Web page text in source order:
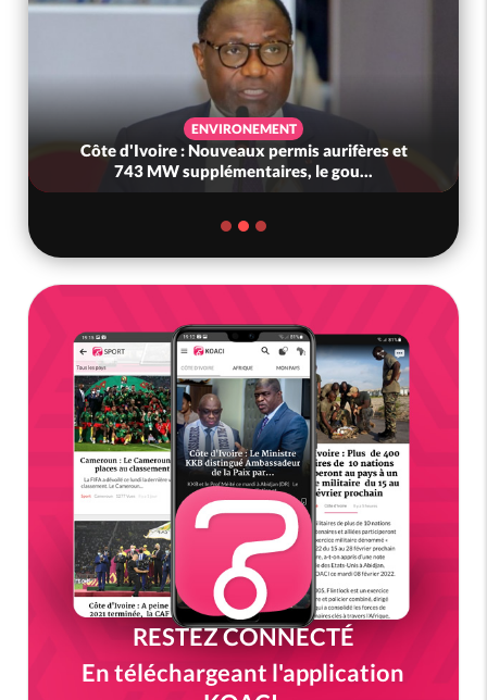
ENVIRONEMENT
Côte d'Ivoire : Nouveaux permis aurifères et
743 MW supplémentaires, le gou...
RESTEZ CONNECTÉ
En téléchargeant l'application